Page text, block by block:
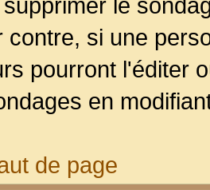
contre, si une
pourront l'éditer
en
de page